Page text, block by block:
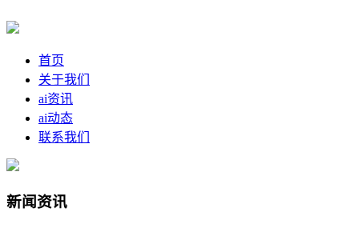
首页
关于我们
ai资讯
ai动态
联系我们
新闻资讯